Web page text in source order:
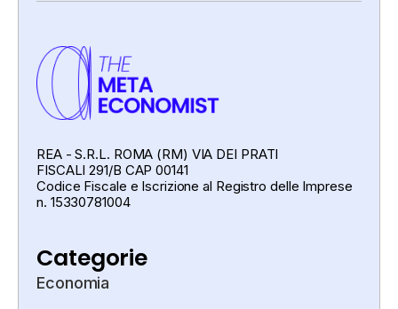
REA - S.R.L. ROMA (RM) VIA DEI PRATI
FISCALI 291/B CAP 00141
Codice Fiscale e Iscrizione al Registro delle Imprese
n. 15330781004
Categorie
Economia